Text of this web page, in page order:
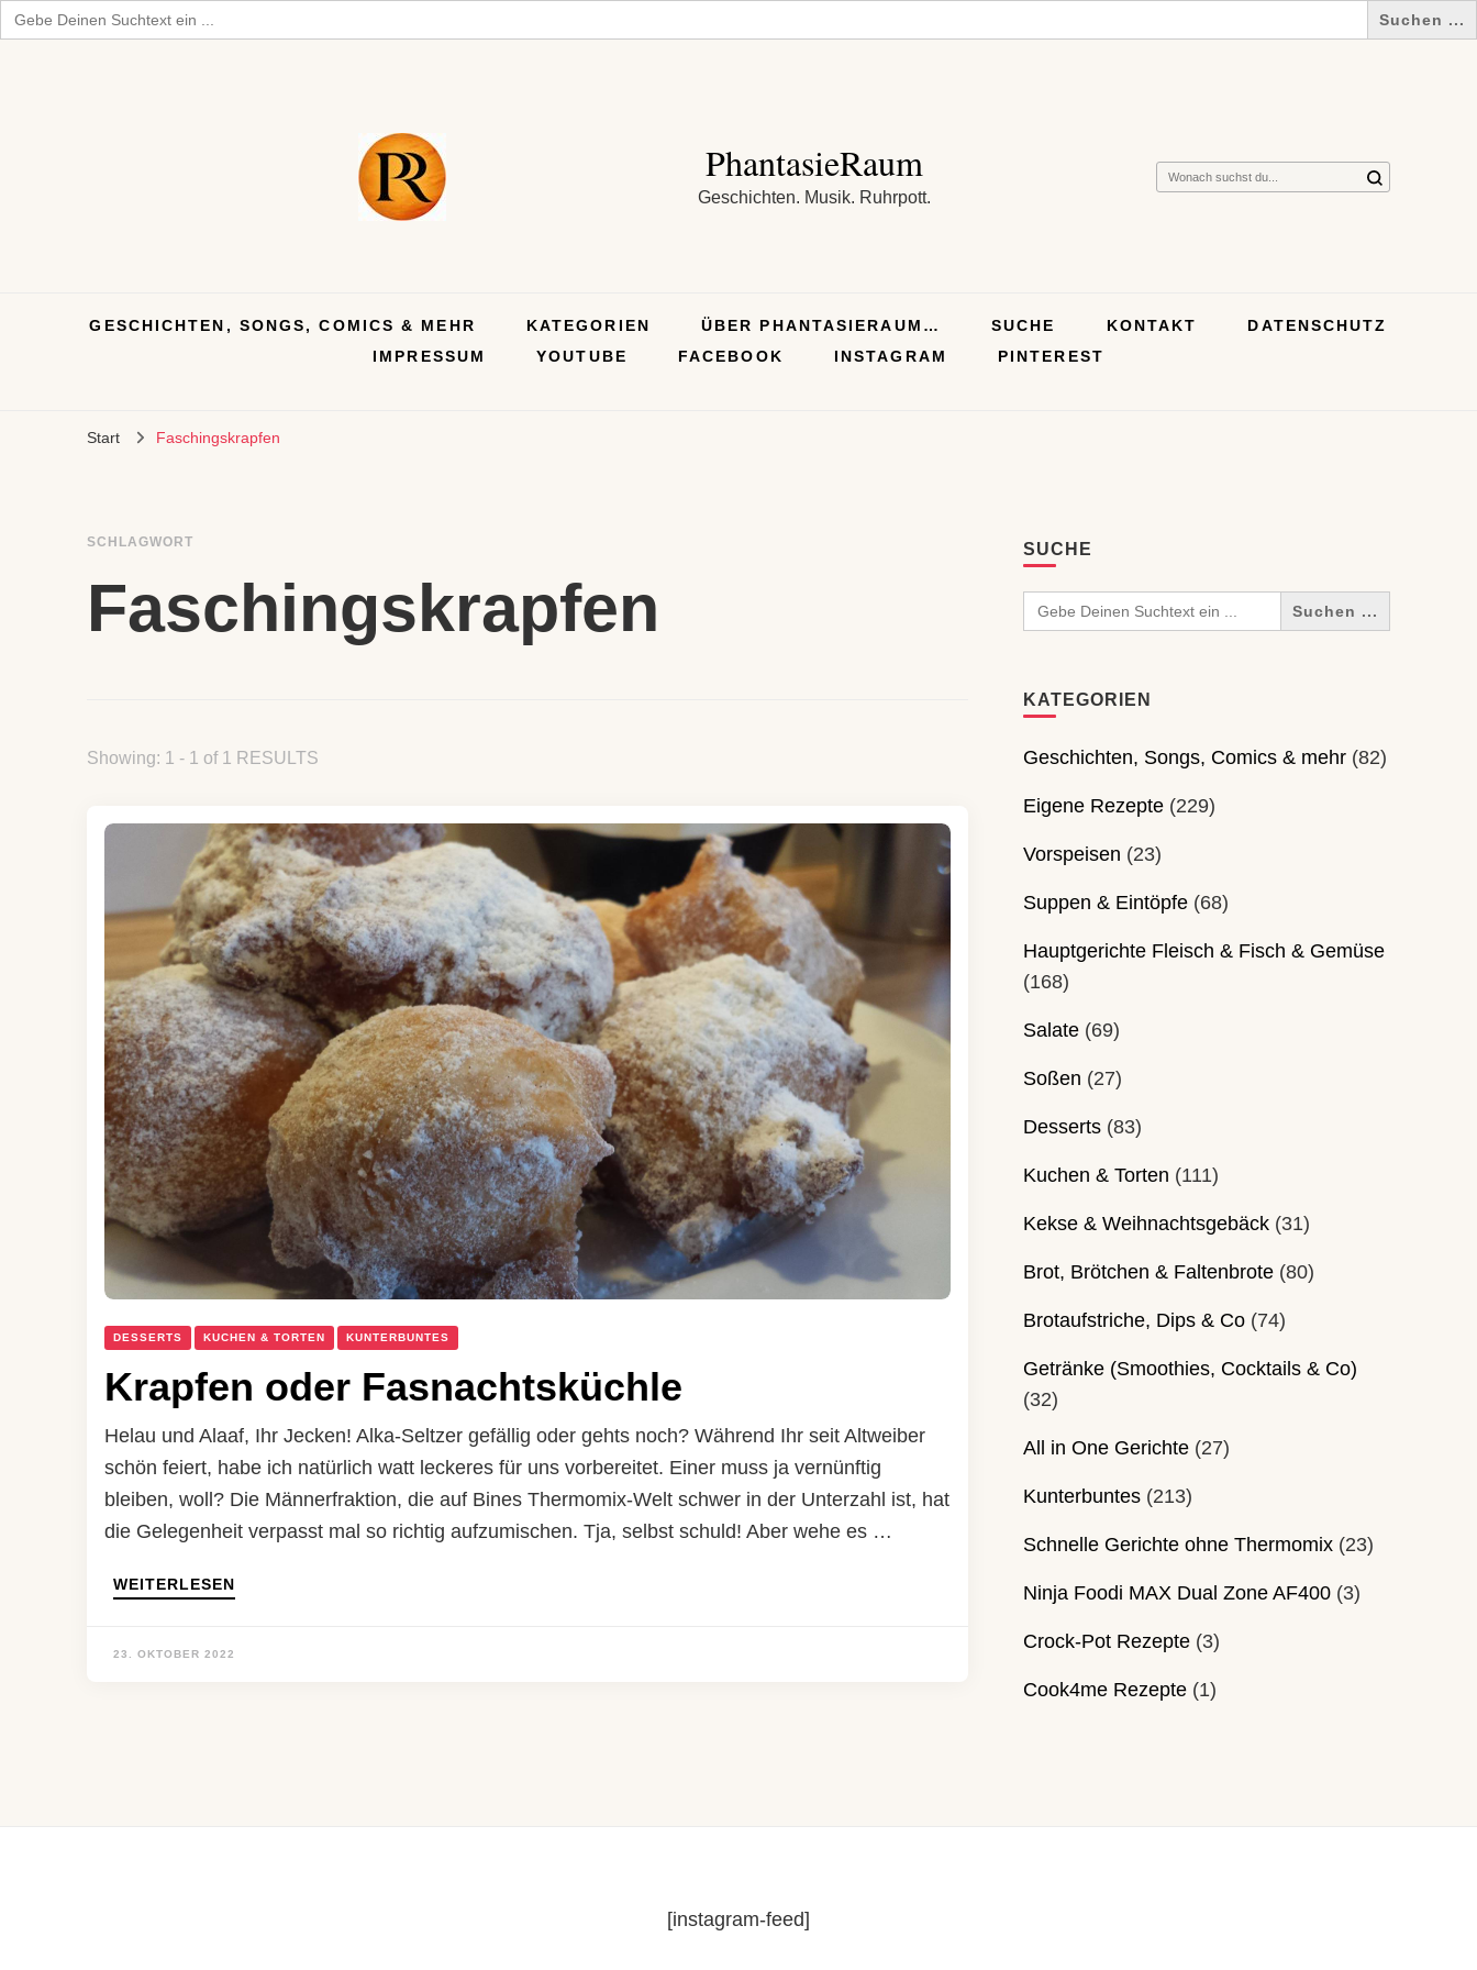
Search
for:
PhantasieRaum
Geschichten. Musik. Ruhrpott.
Suchst
GESCHICHTEN, SONGS, COMICS & MEHR KATEGORIEN ÜBER PHANTASIERAUM… SUCHE KONTAKT
DATENSCHUTZ
IMPRESSUM
YOUTUBE FACEBOOK INSTAGRAM PINTEREST
Start Faschingskrapfen
SCHLAGWORT
Faschingskrapfen
Showing: 1 - 1 of 1 RESULTS
DESSERTS KUCHEN & TORTEN KUNTERBUNTES
Krapfen oder Fasnachtsküchle
Helau und Alaaf, Ihr Jecken! Alka-Seltzer gefällig oder gehts noch? Während Ihr seit Altweiber
schön feiert, habe ich natürlich watt leckeres für uns vorbereitet. Einer muss ja vernünftig
bleiben, woll? Die Männerfraktion, die auf Bines Thermomix-Welt schwer in der Unterzahl ist, hat
die Gelegenheit verpasst mal so richtig aufzumischen. Tja, selbst schuld! Aber wehe es …
WEITERLESEN
23. OKTOBER 2022
SUCHE
Search
for:
KATEGORIEN
Geschichten, Songs, Comics & mehr(82)
Eigene Rezepte(229)
Vorspeisen (23)
Suppen & Eintöpfe(68)
Hauptgerichte Fleisch & Fisch & Gemüse
(168)
Salate(69)
Soßen (27)
Desserts(83)
Kuchen & Torten (111)
Kekse & Weihnachtsgebäck(31)
Brot, Brötchen & Faltenbrote(80)
Brotaufstriche, Dips & Co(74)
Getränke (Smoothies, Cocktails & Co)
(32)
All in One Gerichte(27)
Kunterbuntes(213)
Schnelle Gerichte ohne Thermomix(23)
Ninja Foodi MAX Dual Zone AF400(3)
Crock-Pot Rezepte(3)
Cook4me Rezepte(1)
[instagram-feed]